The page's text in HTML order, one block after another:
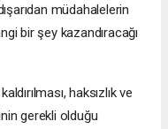
müdahalelerin
bir şey kazandıracağı
haksızlık ve
gerekli olduğu